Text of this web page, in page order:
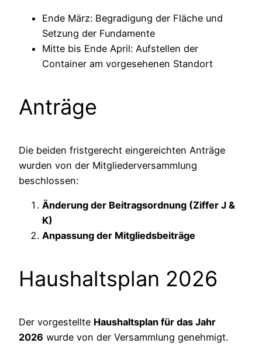
Ende März: Begradigung der Fläche und
Setzung der Fundamente
Mitte bis Ende April: Aufstellen der
Container am vorgesehenen Standort
Anträge
Die beiden fristgerecht eingereichten Anträge
wurden von der Mitgliederversammlung
beschlossen:
Änderung der Beitragsordnung (Ziffer J &
K)
Anpassung der Mitgliedsbeiträge
Haushaltsplan 2026
Der vorgestellte Haushaltsplan für das Jahr
2026 wurde von der Versammlung genehmigt.